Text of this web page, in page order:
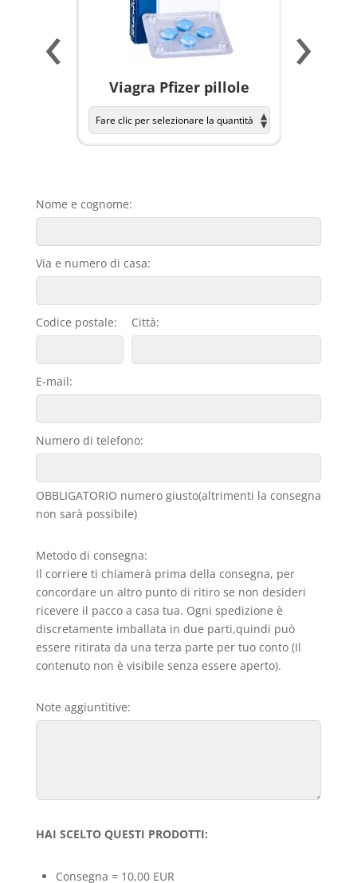
Viagra Pfizer pillole
‹ ›
Nome e cognome:
Via e numero di casa:
Codice postale: Città:
E-mail:
Numero di telefono:
OBBLIGATORIO numero giusto(altrimenti la consegna
non sarà possibile)
Metodo di consegna:
Il corriere ti chiamerà prima della consegna, per
concordare un altro punto di ritiro se non desideri
ricevere il pacco a casa tua. Ogni spedizione è
discretamente imballata in due parti,quindi può
essere ritirata da una terza parte per tuo conto (Il
contenuto non è visibile senza essere aperto).
Note aggiuntitive:
HAI SCELTO QUESTI PRODOTTI:
Consegna = 10,00 EUR